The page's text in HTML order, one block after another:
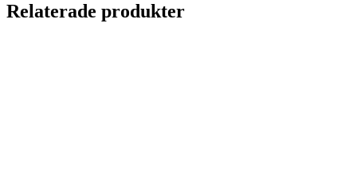
Relaterade produkter